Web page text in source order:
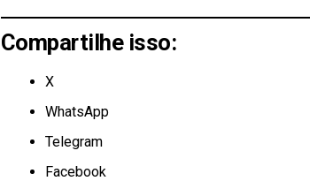
Compartilhe isso:
X
WhatsApp
Telegram
Facebook